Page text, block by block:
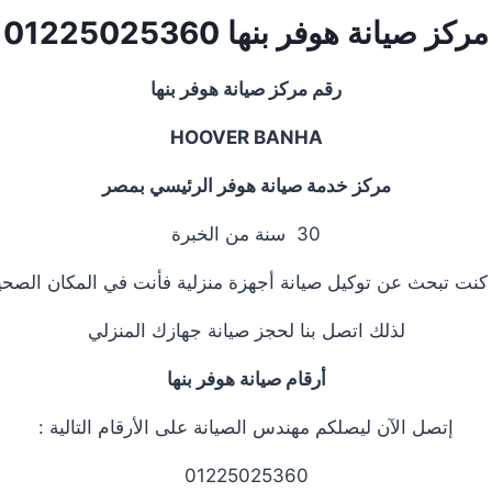
مركز صيانة هوفر بنها 01225025360
رقم مركز صيانة هوفر بنها
HOOVER BANHA
مركز خدمة صيانة هوفر الرئيسي بمصر
30 سنة من الخبرة
كنت تبحث عن توكيل صيانة أجهزة منزلية فأنت في المكان
لذلك اتصل بنا لحجز صيانة جهازك المنزلي
أرقام صيانة هوفر بنها
إتصل الآن ليصلكم مهندس الصيانة على الأرقام التالية :
01225025360